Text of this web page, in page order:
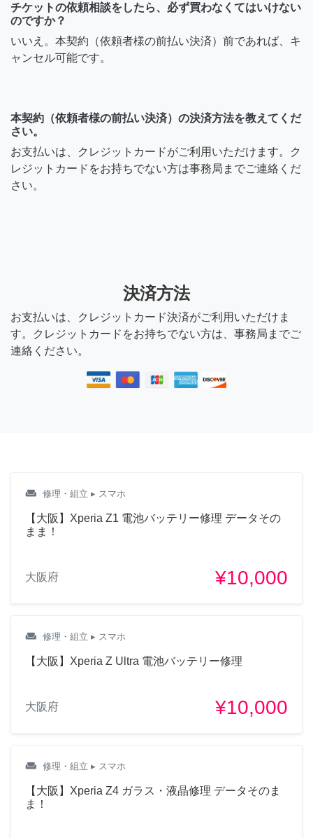
チケットの依頼相談をしたら、必ず買わなくてはいけない
のですか？
いいえ。本契約（依頼者様の前払い決済）前であれば、キ
ャンセル可能です。
本契約（依頼者様の前払い決済）の決済方法を教えてくだ
さい。
お支払いは、クレジットカードがご利用いただけます。ク
レジットカードをお持ちでない方は事務局までご連絡くだ
さい。
決済方法
お支払いは、クレジットカード決済がご利用いただけま
す。クレジットカードをお持ちでない方は、事務局までご
連絡ください。
weekend 修理・組立 ▸ スマホ
【大阪】Xperia Z1 電池バッテリー修理 データその
まま！
大阪府 ¥10,000
weekend 修理・組立 ▸ スマホ
【大阪】Xperia Z Ultra 電池バッテリー修理
大阪府 ¥10,000
weekend 修理・組立 ▸ スマホ
【大阪】Xperia Z4 ガラス・液晶修理 データそのま
ま！